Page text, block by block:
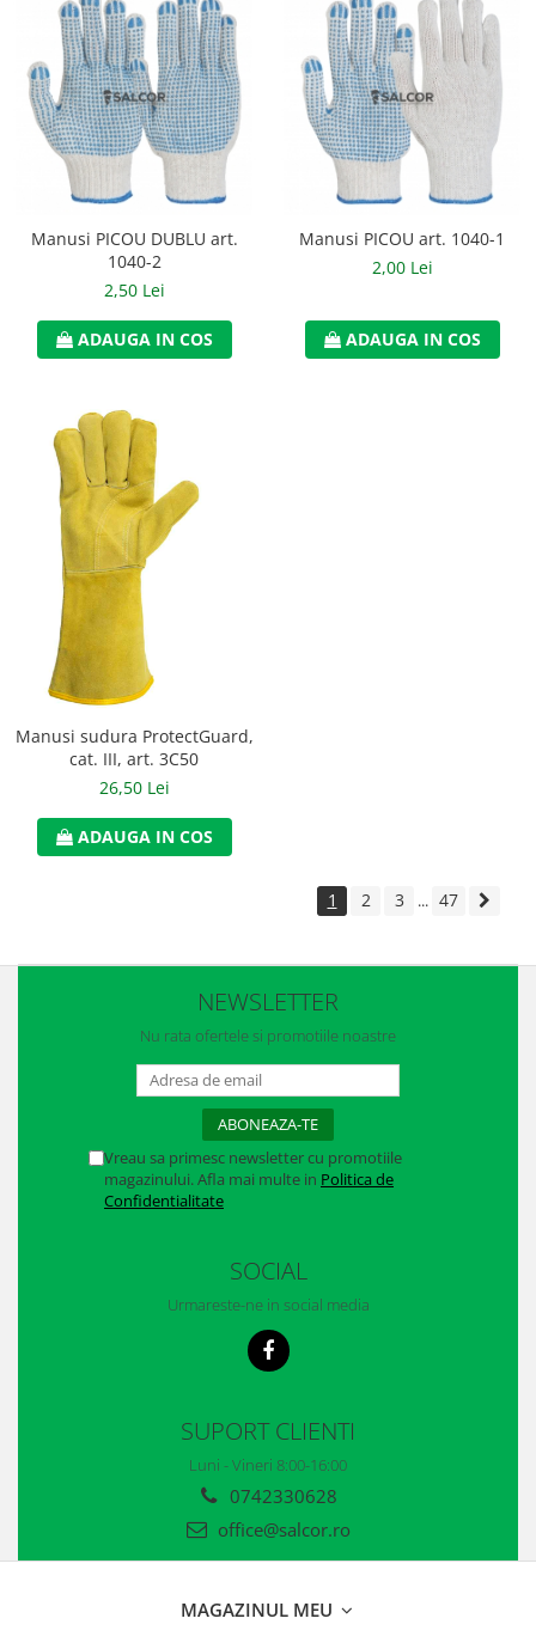
Manusi PICOU DUBLU art.
1040-2
2,50 Lei
ADAUGA IN COS
Manusi PICOU art. 1040-1
2,00 Lei
ADAUGA IN COS
Manusi sudura ProtectGuard,
cat. III, art. 3C50
26,50 Lei
ADAUGA IN COS
1 2 3 ... 47
NEWSLETTER
Nu rata ofertele si promotiile noastre
Vreau sa primesc newsletter cu promotiile
magazinului. Afla mai multe in Politica de
Confidentialitate
SOCIAL
Urmareste-ne in social media
SUPORT CLIENTI
Luni - Vineri 8:00-16:00
0742330628
office@salcor.ro
MAGAZINUL MEU